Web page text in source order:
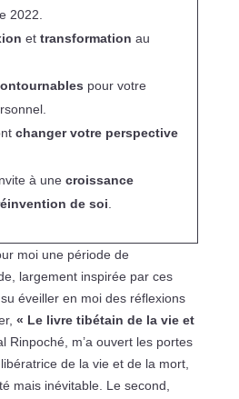
2022.
et transformation au
pour votre
changer votre perspective
à une croissance
de soi
moi une période de
largement inspirée par ces
éveiller en moi des réflexions
« Le livre tibétain de la vie et
Rinpoché, m’a ouvert les portes
de la vie et de la mort,
mais inévitable. Le second,